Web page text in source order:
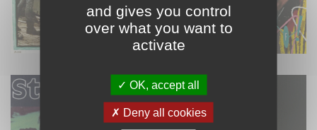
and gives you control
over what you want to
activate
OK, accept all
Deny all cookies